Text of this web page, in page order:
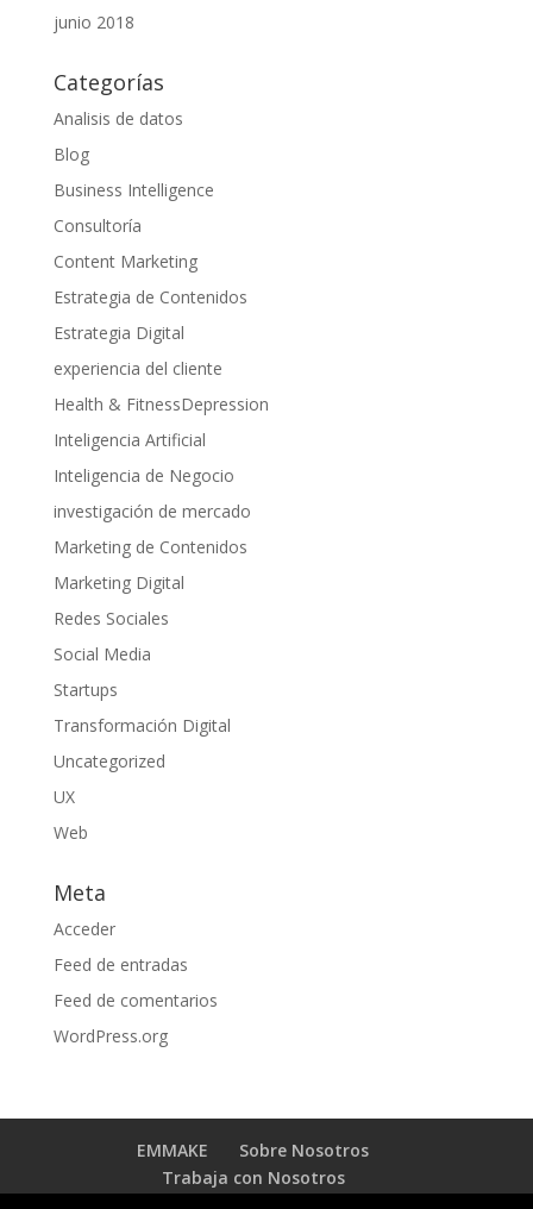
junio 2018
Categorías
Analisis de datos
Blog
Business Intelligence
Consultoría
Content Marketing
Estrategia de Contenidos
Estrategia Digital
experiencia del cliente
Health & FitnessDepression
Inteligencia Artificial
Inteligencia de Negocio
investigación de mercado
Marketing de Contenidos
Marketing Digital
Redes Sociales
Social Media
Startups
Transformación Digital
Uncategorized
UX
Web
Meta
Acceder
Feed de entradas
Feed de comentarios
WordPress.org
EMMAKE
Sobre Nosotros
Trabaja con Nosotros